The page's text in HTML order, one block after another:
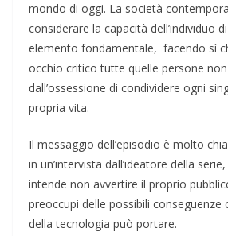
mondo di oggi. La società
considerare la capacità dell’individuo
elemento fondamentale, facendo sì
occhio critico tutte quelle persone
dall’ossessione di condividere ogni
propria vita.
Il messaggio dell’episodio è molto
in un’intervista dall’ideatore della
intende non avvertire il proprio
preoccupi delle possibili conseguenze
della tecnologia può portare.